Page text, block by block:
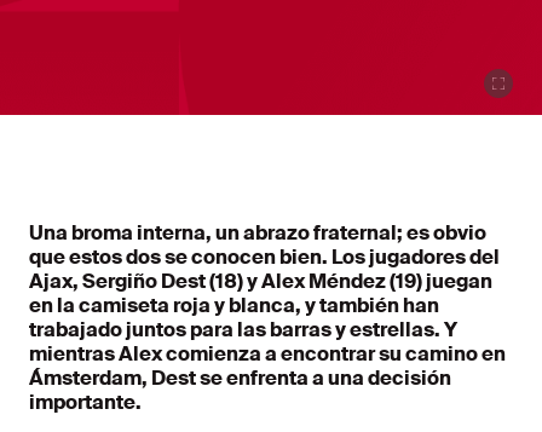
Una broma interna, un abrazo fraternal; es obvio
que estos dos se conocen bien. Los jugadores del
Ajax, Sergiño Dest (18) y Alex Méndez (19) juegan
en la camiseta roja y blanca, y también han
trabajado juntos para las barras y estrellas. Y
mientras Alex comienza a encontrar su camino en
Ámsterdam, Dest se enfrenta a una decisión
importante.